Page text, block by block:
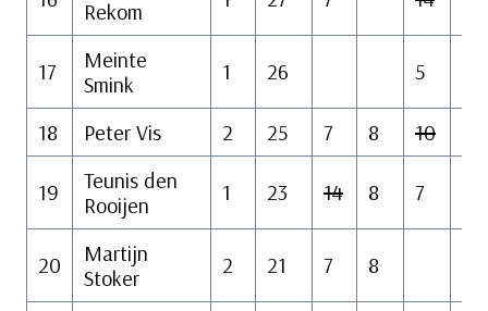
Rekom
17
Meinte
Smink
1 26 5
18 Peter Vis 2 25 7 8 10
19
Teunis den
Rooijen
1 23 14 8 7
20
Martijn
Stoker
2 21 7 8